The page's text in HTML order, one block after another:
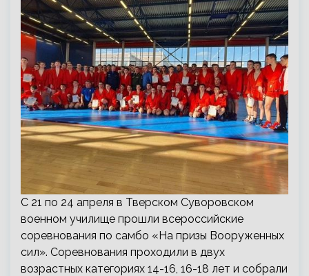
С 21 по 24 апреля в Тверском Суворовском
военном училище прошли всероссийские
соревнования по самбо «На призы Вооруженных
сил». Соревнования проходили в двух
возрастных категориях 14-16, 16-18 лет и собрали